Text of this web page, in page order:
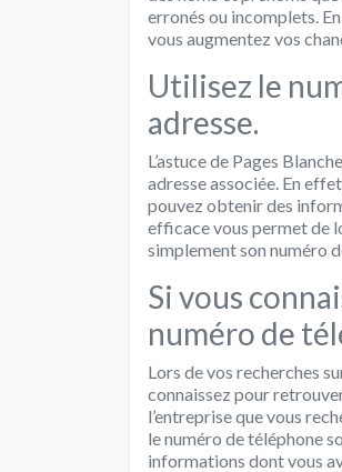
erronés ou incomplets.
vous augmentez vos
Utilisez le
adresse.
L’astuce de Pages
adresse associée. En
pouvez obtenir des
efficace vous permet de
simplement son numéro
Si vous
numéro de
Lors de vos recherches
connaissez pour
l’entreprise que vous
le numéro de téléphone
informations dont vous